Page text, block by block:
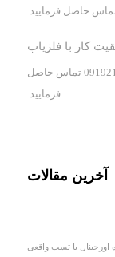
کار با فلزیاب
سلام بله برای مشاوره با شماره 09192121179 تماس حاصل
فرمایید.
آخرین مقالات
با تست واقعی